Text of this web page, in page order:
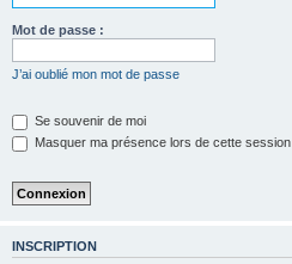
Mot de passe :
J’ai oublié mon mot de passe
Se souvenir de moi
Masquer ma présence lors de cette session
INSCRIPTION